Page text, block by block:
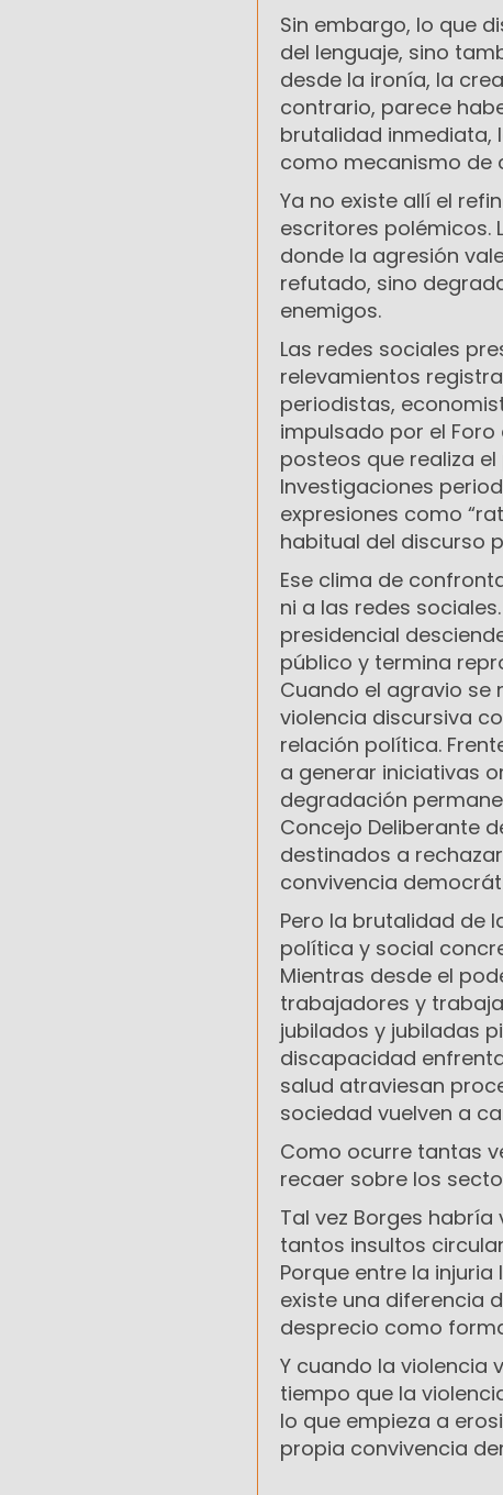
Sin embargo, lo que
del lenguaje, sino
desde la ironía, la
contrario, parece
brutalidad inmediata,
como mecanismo de
Ya no existe allí el
escritores polémicos.
donde la agresión
refutado, sino
enemigos.
Las redes sociales
relevamientos
periodistas,
impulsado por el
posteos que realiza
Investigaciones
expresiones como
habitual del discurso
Ese clima de
ni a las redes
presidencial
público y termina
Cuando el agravio se
violencia discursiva
relación política.
a generar iniciativas
degradación
Concejo Deliberante
destinados a
convivencia
Pero la brutalidad de
política y social
Mientras desde el
trabajadores y
jubilados y jubiladas
discapacidad
salud atraviesan
sociedad vuelven a
Como ocurre tantas
recaer sobre los
Tal vez Borges
tantos insultos
Porque entre la
existe una diferencia
desprecio como
Y cuando la violencia
tiempo que la
lo que empieza a
propia convivencia